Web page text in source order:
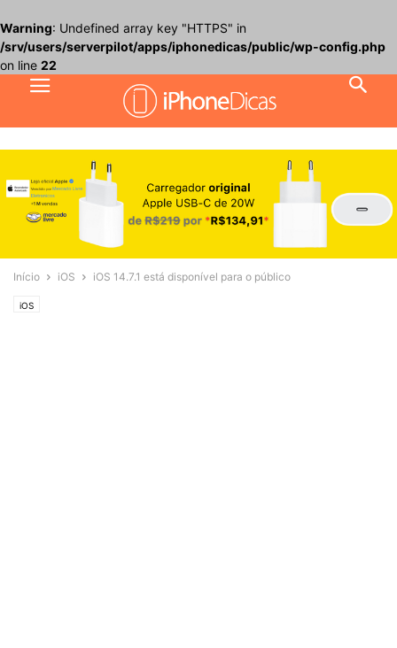
Warning: Undefined array key "HTTPS" in
/srv/users/serverpilot/apps/iphonedicas/public/wp-config.php
on line 22
Início iOS iOS 14.7.1 está disponível para o público
iOS